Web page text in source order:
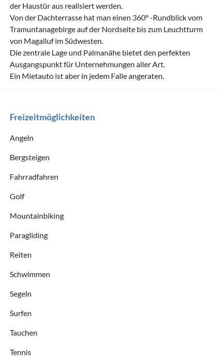
der Haustür aus realisiert werden.
Von der Dachterrasse hat man einen 360° -Rundblick vom
Tramuntanagebirge auf der Nordseite bis zum Leuchtturm
von Magalluf im Südwesten.
Die zentrale Lage und Palmanähe bietet den perfekten
Ausgangspunkt für Unternehmungen aller Art.
Ein Mietauto ist aber in jedem Falle angeraten.
Freizeitmöglichkeiten
Angeln
Bergsteigen
Fahrradfahren
Golf
Mountainbiking
Paragliding
Reiten
Schwimmen
Segeln
Surfen
Tauchen
Tennis